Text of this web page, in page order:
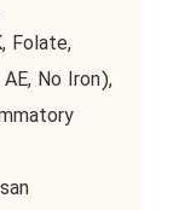
Folate,
No Iron),